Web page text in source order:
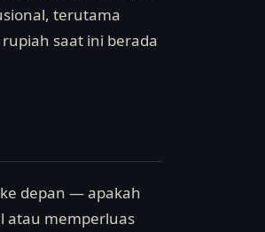
terutama
saat ini berada
depan — apakah
atau memperluas